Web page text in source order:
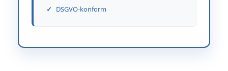
DSGVO-konform